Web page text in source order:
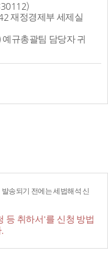
재정경제부 세제실
규총괄팀 담당자 귀
송되기 전에는 세법해석 신
등 취하서'를 신청 방법